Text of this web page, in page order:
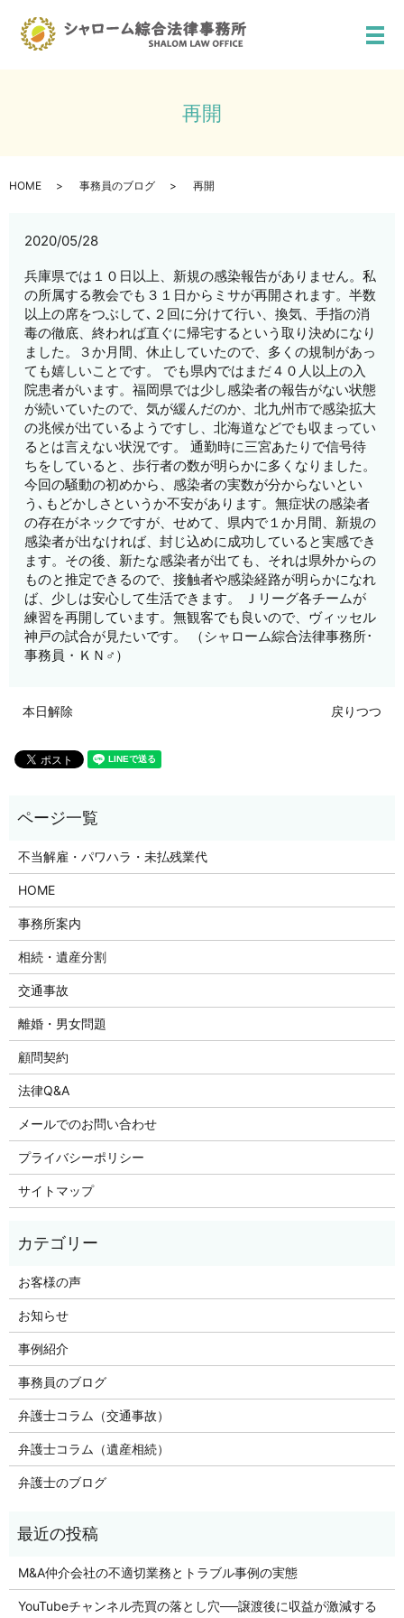
メ
再開
HOME 事務員のブログ 再開
2020/05/28
兵庫県では１０日以上、新規の感染報告がありません。私
の所属する教会でも３１日からミサが再開されます。半数
以上の席をつぶして､２回に分けて行い、換気、手指の消
毒の徹底、終われば直ぐに帰宅するという取り決めになり
ました。３か月間、休止していたので、多くの規制があっ
ても嬉しいことです。 でも県内ではまだ４０人以上の入
院患者がいます。福岡県では少し感染者の報告がない状態
が続いていたので、気が緩んだのか、北九州市で感染拡大
の兆候が出ているようですし、北海道などでも収まってい
るとは言えない状況です。 通勤時に三宮あたりで信号待
ちをしていると、歩行者の数が明らかに多くなりました。
今回の騒動の初めから、感染者の実数が分からないとい
う､もどかしさというか不安があります。無症状の感染者
の存在がネックですが、せめて、県内で１か月間、新規の
感染者が出なければ、封じ込めに成功していると実感でき
ます。その後、新たな感染者が出ても、それは県外からの
ものと推定できるので、接触者や感染経路が明らかになれ
ば、少しは安心して生活できます。 Ｊリーグ各チームが
練習を再開しています。無観客でも良いので、ヴィッセル
神戸の試合が見たいです。 （シャローム綜合法律事務所･
事務員・ＫＮ♂）
本日解除 戻りつつ
不当解雇・パワハラ・未払残業代
HOME
事務所案内
相続・遺産分割
交通事故
離婚・男女問題
顧問契約
法律Q&A
メールでのお問い合わせ
プライバシーポリシー
サイトマップ
お客様の声
お知らせ
事例紹介
事務員のブログ
弁護士コラム（交通事故）
弁護士コラム（遺産相続）
弁護士のブログ
M&A仲介会社の不適切業務とトラブル事例の実態
YouTubeチャンネル売買の落とし穴──譲渡後に収益が激減する